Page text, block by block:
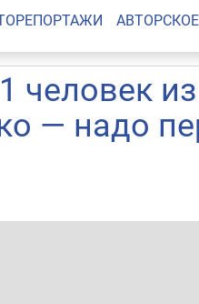
АВТОРСКОЕ
человек
— надо